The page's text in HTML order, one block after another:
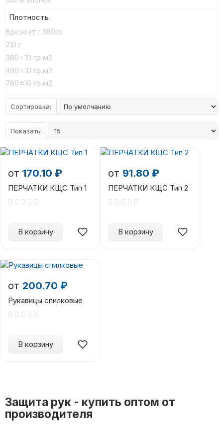
Плотность
Брезент : 380гр
210 г
380±10 гр.м2
480±10 гр.м2
760±10 гр.м2
Сортировка:
Показать:
от 170.10 ₽
ПЕРЧАТКИ КЩС Тип 1
В корзину
от 91.80 ₽
ПЕРЧАТКИ КЩС Тип 2
В корзину
от 200.70 ₽
Рукавицы спилковые
В корзину
Защита рук - купить оптом от
производителя